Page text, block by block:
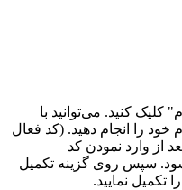
کنید. می‌توانید با
خود را انجام دهید. (کد فعال
از وارد نمودن کد
سپس روی گزینه تکمیل
تکمیل نمایید.